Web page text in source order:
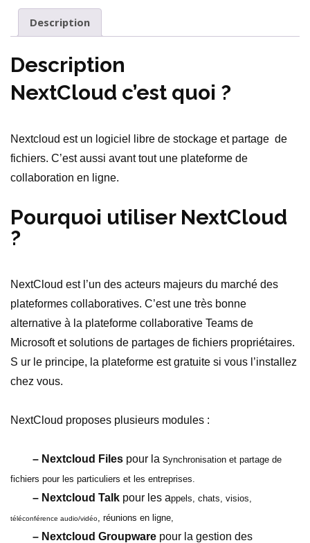
Description
Description
NextCloud c’est quoi ?
Nextcloud est un logiciel libre de stockage et partage de
fichiers. C’est aussi avant tout une plateforme de
collaboration en ligne.
Pourquoi utiliser NextCloud
?
NextCloud est l’un des acteurs majeurs du marché des
plateformes collaboratives. C’est une très bonne
alternative à la plateforme collaborative Teams de
Microsoft et solutions de partages de fichiers propriétaires.
S ur le principe, la plateforme est gratuite si vous l’installez
chez vous.
NextCloud proposes plusieurs modules :
– Nextcloud Files pour la synchronisation et partage de
fichiers pour les particuliers et les entreprises.
– Nextcloud Talk pour les appels, chats, visios,
téléconférence audio/vidéo , réunions en ligne,
– Nextcloud Groupware pour la gestion des